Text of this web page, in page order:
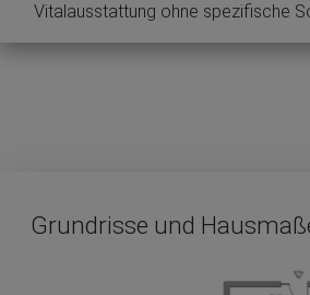
Vitalausstattung ohne spezifische
Grundrisse und